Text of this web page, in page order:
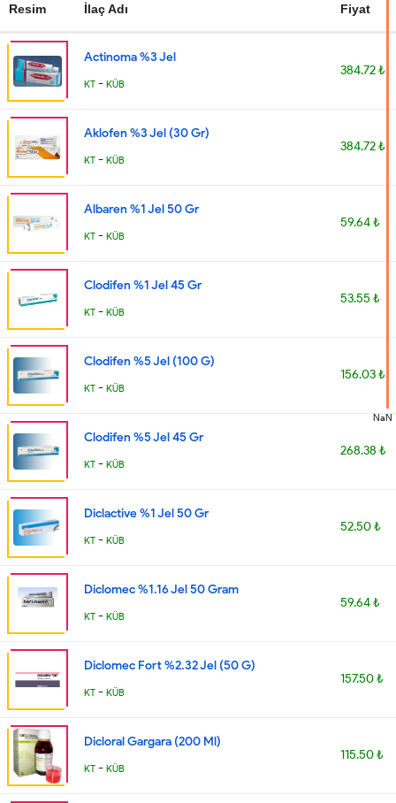
Resim İlaç Adı Fiyat
Actinoma %3 Jel
KT - KÜB
384.72 ₺
Aklofen %3 Jel (30 Gr)
KT - KÜB
384.72 ₺
Albaren %1 Jel 50 Gr
KT - KÜB
59.64 ₺
Clodifen %1 Jel 45 Gr
KT - KÜB
53.55 ₺
Clodifen %5 Jel (100 G)
KT - KÜB
156.03 ₺
Clodifen %5 Jel 45 Gr
KT - KÜB
268.38 ₺
Diclactive %1 Jel 50 Gr
KT - KÜB
52.50 ₺
Diclomec %1.16 Jel 50 Gram
KT - KÜB
59.64 ₺
Diclomec Fort %2.32 Jel (50 G)
KT - KÜB
157.50 ₺
Dicloral Gargara (200 Ml)
KT - KÜB
115.50 ₺
NaN